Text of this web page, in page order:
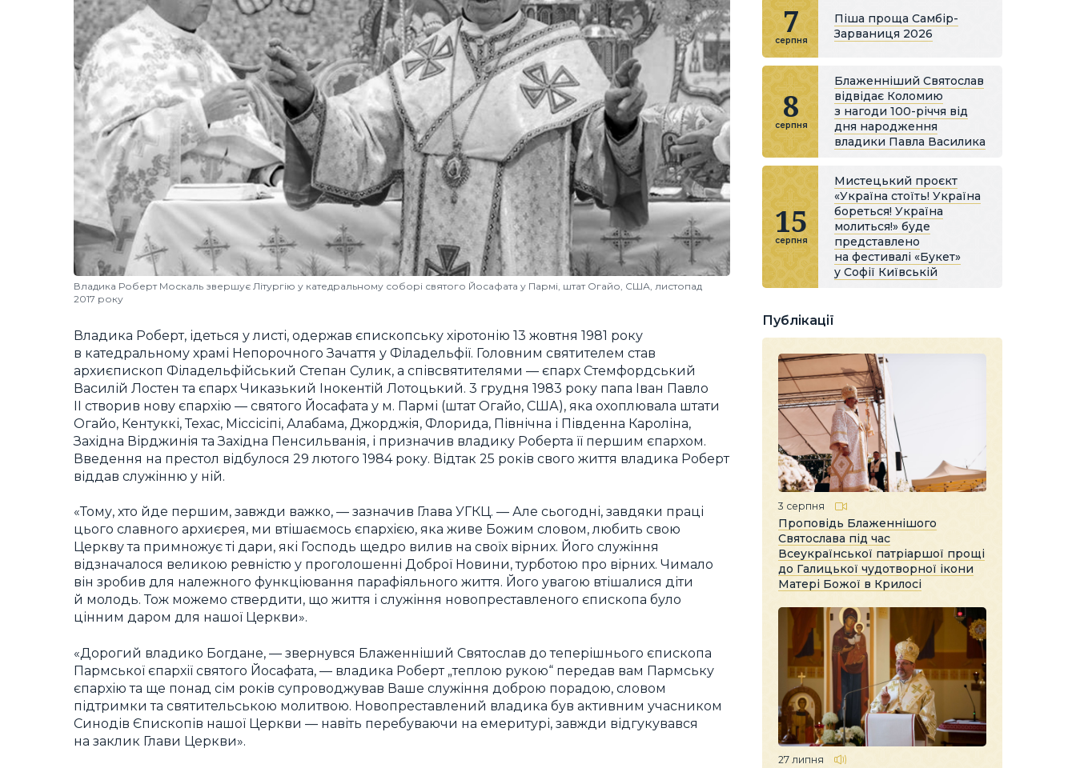
Владика Роберт Москаль звершує Літургію у катедральному соборі святого Йосафата у Пармі, штат Огайо, США, листопад
2017 року
Владика Роберт, ідеться у листі, одержав єпископську хіротонію 13 жовтня 1981 року
в катедральному храмі Непорочного Зачаття у Філадельфії. Головним святителем став
архиєпископ Філадельфійський Степан Сулик, а співсвятителями — єпарх Стемфордський
Василій Лостен та єпарх Чиказький Інокентій Лотоцький. 3 грудня 1983 року папа Іван Павло
ІІ створив нову єпархію — святого Йосафата у м. Пармі (штат Огайо, США), яка охоплювала штати
Огайо, Кентуккі, Техас, Міссісіпі, Алабама, Джорджія, Флорида, Північна і Південна Кароліна,
Західна Вірджинія та Західна Пенсильванія, і призначив владику Роберта її першим єпархом.
Введення на престол відбулося 29 лютого 1984 року. Відтак 25 років свого життя владика Роберт
віддав служінню у ній.
«Тому, хто йде першим, завжди важко, — зазначив Глава УГКЦ. — Але сьогодні, завдяки праці
цього славного архиєрея, ми втішаємось єпархією, яка живе Божим словом, любить свою
Церкву та примножує ті дари, які Господь щедро вилив на своїх вірних. Його служіння
відзначалося великою ревністю у проголошенні Доброї Новини, турботою про вірних. Чимало
він зробив для належного функціювання парафіяльного життя. Його увагою втішалися діти
й молодь. Тож можемо ствердити, що життя і служіння новопреставленого єпископа було
цінним даром для нашої Церкви».
«Дорогий владико Богдане, — звернувся Блаженніший Святослав до теперішнього єпископа
Пармської єпархії святого Йосафата, — владика Роберт „теплою рукою“ передав вам Пармську
єпархію та ще понад сім років супроводжував Ваше служіння доброю порадою, словом
підтримки та святительською молитвою. Новопреставлений владика був активним учасником
Синодів Єпископів нашої Церкви — навіть перебуваючи на емеритурі, завжди відгукувався
на заклик Глави Церкви».
7
серпня
Піша проща Самбір-
Зарваниця 2026
8
серпня
Блаженніший Святослав
відвідає Коломию
з нагоди 100-річчя від
дня народження
владики Павла Василика
15
серпня
Мистецький проєкт
«Україна стоїть! Україна
бореться! Україна
молиться!» буде
представлено
на фестивалі «Букет»
у Софії Київській
Публікації
3 серпня
Проповідь Блаженнішого
Святослава під час
Всеукраїнської патріаршої прощі
до Галицької чудотворної ікони
Матері Божої в Крилосі
27 липня